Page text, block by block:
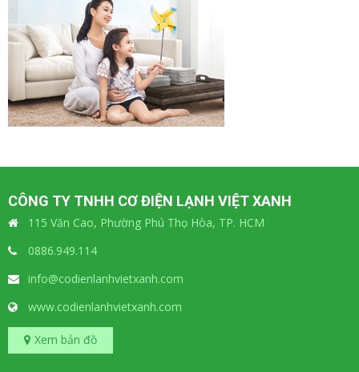
CÔNG TY TNHH CƠ ĐIỆN LẠNH VIỆT XANH
115 Văn Cao, Phường Phú Thọ Hòa, TP. HCM
0886.949.114
info@codienlanhvietxanh.com
www.codienlanhvietxanh.com
Xem bản đồ